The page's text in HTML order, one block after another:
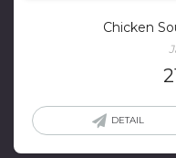
Chicken
DETAIL